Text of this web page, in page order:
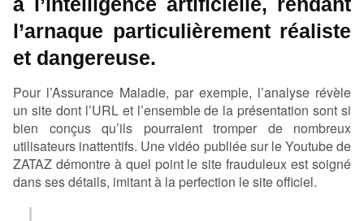
l’arnaque particulièrement réaliste
et dangereuse.
Pour l’Assurance Maladie, par exemple, l’analyse révèle
un site dont l’URL et l’ensemble de la présentation sont si
bien conçus qu’ils pourraient tromper de nombreux
utilisateurs inattentifs. Une vidéo publiée sur le Youtube de
ZATAZ démontre à quel point le site frauduleux est soigné
dans ses détails, imitant à la perfection le site officiel.